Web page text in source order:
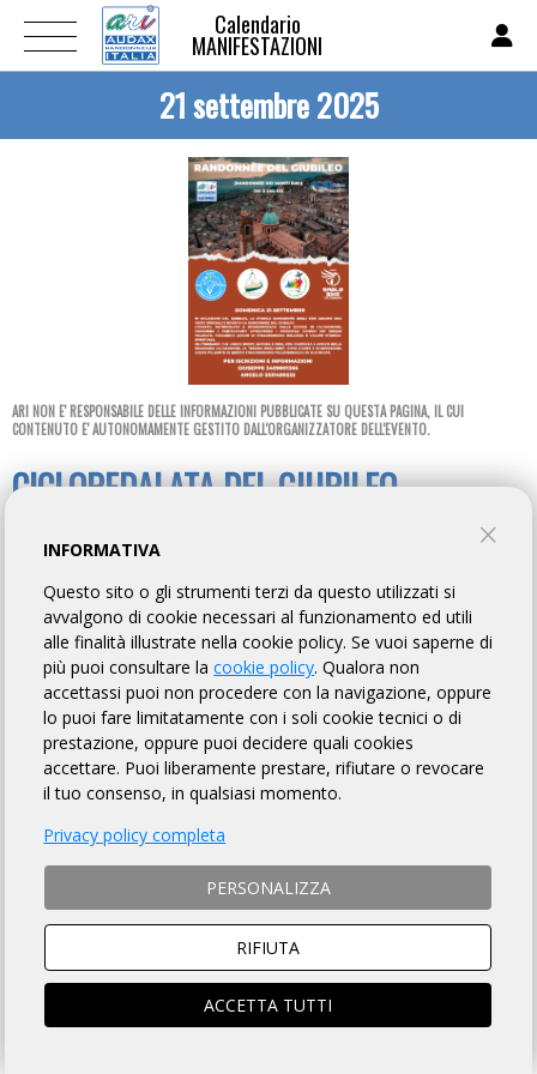
Calendario
MANIFESTAZIONI
21 settembre 2025
ARI NON E' RESPONSABILE DELLE INFORMAZIONI PUBBLICATE SU QUESTA PAGINA, IL CUI
CONTENUTO E' AUTONOMAMENTE GESTITO DALL'ORGANIZZATORE DELL'EVENTO.
CICLOPEDALATA DEL GIUBILEO
AQUILA GANZARIA
TORNA AL BREVETTO
0.00 KM: CHIESA S. FRANCESCO D'ASSISI PARTENZA
Piazza S. Francesco D'Assisi,
8, 95041 Caltagirone CT
21/09/2025
21/09/202508:30
32.20 KM: CHIESA SAN SEBASTIANO
Via Vittorio Emanuele, 122,
95049 Vizzini CT
10:45
53.00 KM: SANTUARIO DI SANTA MARIA DELLA STELLA
Piazza Santa Maria della
Stella, 1, 95043 Militello in Val
21/09/202512:00
INFORMATIVA
Questo sito o gli strumenti terzi da questo utilizzati si
avvalgono di cookie necessari al funzionamento ed utili
alle finalità illustrate nella cookie policy. Se vuoi saperne di
più puoi consultare lacookie policy. Qualora non
accettassi puoi non procedere con la navigazione, oppure
lo puoi fare limitatamente con i soli cookie tecnici o di
prestazione, oppure puoi decidere quali cookies
accettare. Puoi liberamente prestare, rifiutare o revocare
il tuo consenso, in qualsiasi momento.
Privacy policy completa
PERSONALIZZA
RIFIUTA
ACCETTA TUTTI